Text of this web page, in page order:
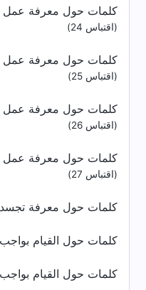
كلمات حول معرفة عمل
(اقتباس 24)
كلمات حول معرفة عمل
(اقتباس 25)
كلمات حول معرفة عمل
(اقتباس 26)
كلمات حول معرفة عمل
(اقتباس 27)
كلمات حول معرفة تجسد
كلمات حول القيام بواجب
كلمات حول القيام بواجب